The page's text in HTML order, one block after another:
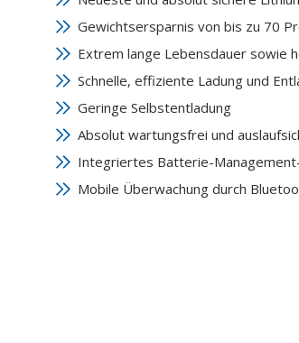
Gewichtsersparnis von bis zu 70
Extrem lange Lebensdauer sowie
Schnelle, effiziente Ladung und
Geringe Selbstentladung
Absolut wartungsfrei und
Integriertes Batterie-
Mobile Überwachung durch